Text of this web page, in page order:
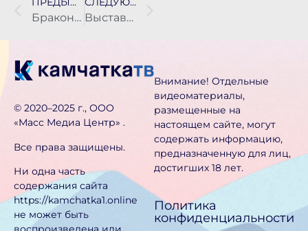
Браконьерские уловы резко снизились на реках Камчатки Выставка “Камчатка – твоё невероятное приключение” пройдет в Петропавловске
©️ 2020–2025 г., ООО
«Масс Медиа Центр» .
Все права защищены.
Ни одна часть
содержания сайта
https://kamchatka1.online
не может быть
Внимание! Отдельные
видеоматериалы,
размещенные на
настоящем сайте, могут
содержать информацию,
предназначен­ную для лиц,
достигших 18 лет.
Политика
конфиденциальности